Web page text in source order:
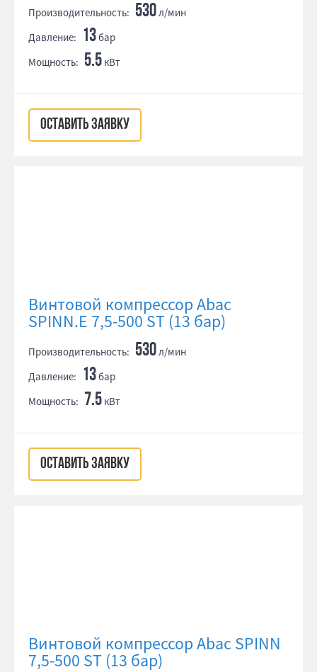
Производительность: 530л/мин
Давление: 13бар
Мощность: 5.5 кВт
ОСТАВИТЬ ЗАЯВКУ
Винтовой компрессор Abac
SPINN.E 7,5-500 ST (13 бар)
Производительность: 530л/мин
Давление: 13бар
Мощность: 7.5 кВт
ОСТАВИТЬ ЗАЯВКУ
Винтовой компрессор Abac SPINN
7,5-500 ST (13 бар)